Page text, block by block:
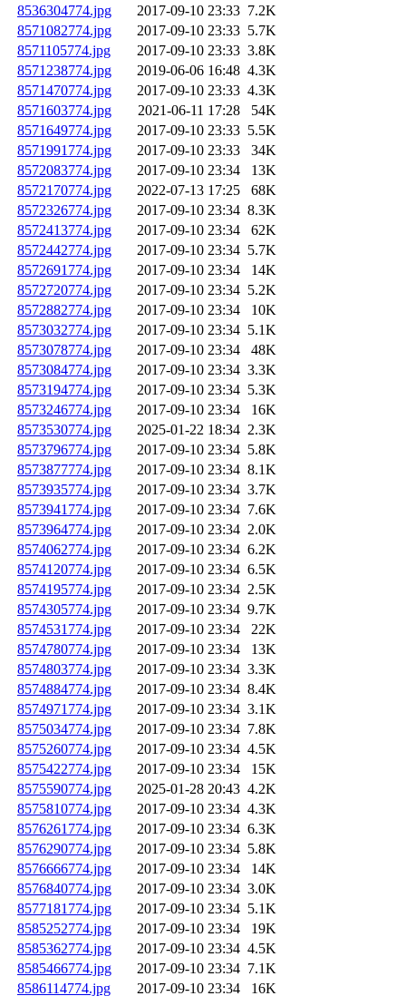
8536304774.jpg
2017-09-10 23:33 7.2K
8571082774.jpg
2017-09-10 23:33 5.7K
8571105774.jpg
2017-09-10 23:33 3.8K
8571238774.jpg
2019-06-06 16:48 4.3K
8571470774.jpg
2017-09-10 23:33 4.3K
8571603774.jpg
2021-06-11 17:28
54K
8571649774.jpg
2017-09-10 23:33 5.5K
8571991774.jpg
2017-09-10 23:33
34K
8572083774.jpg
2017-09-10 23:34
13K
8572170774.jpg
2022-07-13 17:25
68K
8572326774.jpg
2017-09-10 23:34 8.3K
8572413774.jpg
2017-09-10 23:34
62K
8572442774.jpg
2017-09-10 23:34 5.7K
8572691774.jpg
2017-09-10 23:34
14K
8572720774.jpg
2017-09-10 23:34 5.2K
8572882774.jpg
2017-09-10 23:34
10K
8573032774.jpg
2017-09-10 23:34 5.1K
8573078774.jpg
2017-09-10 23:34
48K
8573084774.jpg
2017-09-10 23:34 3.3K
8573194774.jpg
2017-09-10 23:34 5.3K
8573246774.jpg
2017-09-10 23:34
16K
8573530774.jpg
2025-01-22 18:34 2.3K
8573796774.jpg
2017-09-10 23:34 5.8K
8573877774.jpg
2017-09-10 23:34 8.1K
8573935774.jpg
2017-09-10 23:34 3.7K
8573941774.jpg
2017-09-10 23:34 7.6K
8573964774.jpg
2017-09-10 23:34 2.0K
8574062774.jpg
2017-09-10 23:34 6.2K
8574120774.jpg
2017-09-10 23:34 6.5K
8574195774.jpg
2017-09-10 23:34 2.5K
8574305774.jpg
2017-09-10 23:34 9.7K
8574531774.jpg
2017-09-10 23:34
22K
8574780774.jpg
2017-09-10 23:34
13K
8574803774.jpg
2017-09-10 23:34 3.3K
8574884774.jpg
2017-09-10 23:34 8.4K
8574971774.jpg
2017-09-10 23:34 3.1K
8575034774.jpg
2017-09-10 23:34 7.8K
8575260774.jpg
2017-09-10 23:34 4.5K
8575422774.jpg
2017-09-10 23:34
15K
8575590774.jpg
2025-01-28 20:43 4.2K
8575810774.jpg
2017-09-10 23:34 4.3K
8576261774.jpg
2017-09-10 23:34 6.3K
8576290774.jpg
2017-09-10 23:34 5.8K
8576666774.jpg
2017-09-10 23:34
14K
8576840774.jpg
2017-09-10 23:34 3.0K
8577181774.jpg
2017-09-10 23:34 5.1K
8585252774.jpg
2017-09-10 23:34
19K
8585362774.jpg
2017-09-10 23:34 4.5K
8585466774.jpg
2017-09-10 23:34 7.1K
8586114774.jpg
2017-09-10 23:34 16K